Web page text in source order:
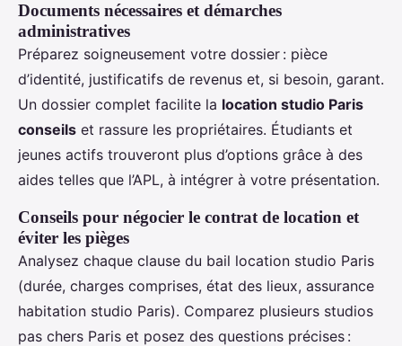
Documents nécessaires et démarches
administratives
Préparez soigneusement votre dossier : pièce
d’identité, justificatifs de revenus et, si besoin, garant.
Un dossier complet facilite la location studio Paris
conseils et rassure les propriétaires. Étudiants et
jeunes actifs trouveront plus d’options grâce à des
aides telles que l’APL, à intégrer à votre présentation.
Conseils pour négocier le contrat de location et
éviter les pièges
Analysez chaque clause du bail location studio Paris
(durée, charges comprises, état des lieux, assurance
habitation studio Paris). Comparez plusieurs studios
pas chers Paris et posez des questions précises :